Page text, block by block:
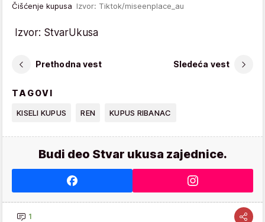
Čišćenje kupusa Izvor: Tiktok/miseenplace_au
Izvor: StvarUkusa
Prethodna vest Sledeća vest
TAGOVI
KISELI KUPUS REN KUPUS RIBANAC
Budi deo Stvar ukusa zajednice.
1